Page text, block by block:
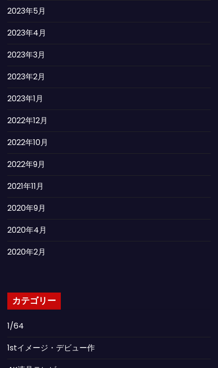
2023年5月
2023年4月
2023年3月
2023年2月
2023年1月
2022年12月
2022年10月
2022年9月
2021年11月
2020年9月
2020年4月
2020年2月
カテゴリー
1/64
1stイメージ・デビュー作